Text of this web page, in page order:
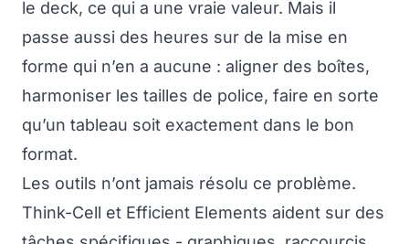
le deck, ce qui a une vraie valeur. Mais il
passe aussi des heures sur de la mise en
forme qui n’en a aucune : aligner des boîtes,
harmoniser les tailles de police, faire en sorte
qu’un tableau soit exactement dans le bon
format.
Les outils n’ont jamais résolu ce problème.
Think-Cell et Efficient Elements aident sur des